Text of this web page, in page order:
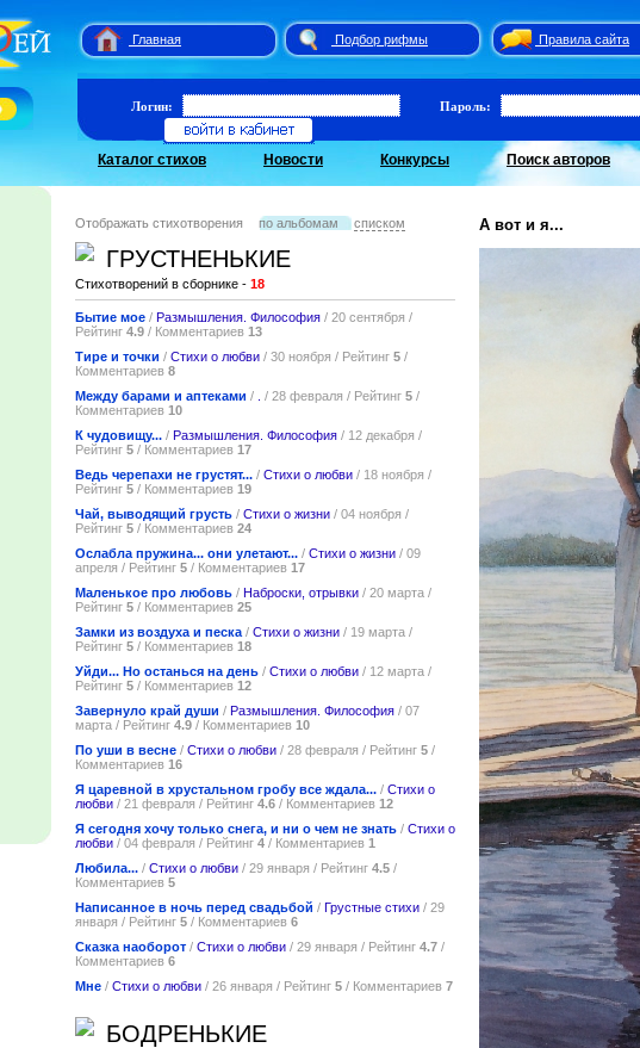
Главная Подбор рифмы
Правила сайта
Логин: Пароль:
Каталог стихов Новости Конкурсы Поиск авторов
Отображать стихотворения по альбомам списком
ГРУСТНЕНЬКИЕ
Стихотворений в сборнике - 18
Бытие мое / Размышления. Философия / 20 сентября /
Рейтинг 4.9 / Комментариев 13
Тире и точки / Стихи о любви / 30 ноября / Рейтинг 5 /
Комментариев 8
Между барами и аптеками / / 28 февраля / Рейтинг 5 /
Комментариев 10
К чудовищу... / Размышления. Философия / 12 декабря /
Рейтинг 5 / Комментариев 17
Ведь черепахи не грустят... / Стихи о любви / 18 ноября /
Рейтинг 5 / Комментариев 19
Чай, выводящий грусть / Стихи о жизни / 04 ноября /
Рейтинг 5 / Комментариев 24
Ослабла пружина... они улетают... / Стихи о жизни / 09
апреля / Рейтинг 5 / Комментариев 17
Маленькое про любовь / Наброски, отрывки / 20 марта /
Рейтинг 5 / Комментариев 25
Замки из воздуха и песка / Стихи о жизни / 19 марта /
Рейтинг 5 / Комментариев 18
Уйди... Но останься на день / Стихи о любви / 12 марта /
Рейтинг 5 / Комментариев 12
Завернуло край души / Размышления. Философия / 07
марта / Рейтинг 4.9 / Комментариев 10
По уши в весне / Стихи о любви / 28 февраля / Рейтинг 5 /
Комментариев 16
Я царевной в хрустальном гробу все ждала... / Стихи о
любви / 21 февраля / Рейтинг 4.6 / Комментариев 12
Я сегодня хочу только снега, и ни о чем не знать / Стихи о
любви / 04 февраля / Рейтинг 4 / Комментариев 1
Любила... / Стихи о любви / 29 января / Рейтинг 4.5 /
Комментариев 5
Написанное в ночь перед свадьбой / Грустные стихи / 29
января / Рейтинг 5 / Комментариев 6
Сказка наоборот / Стихи о любви / 29 января / Рейтинг 4.7 /
Комментариев 6
Мне / Стихи о любви / 26 января / Рейтинг 5 / Комментариев 7
БОДРЕНЬКИЕ
А вот и я...